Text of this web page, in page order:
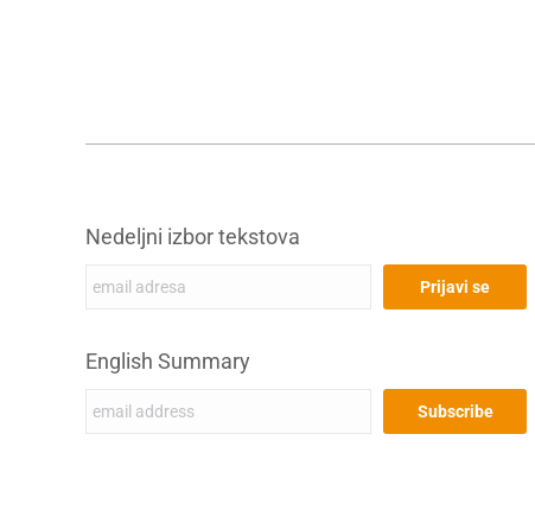
Nedeljni izbor tekstova
English Summary